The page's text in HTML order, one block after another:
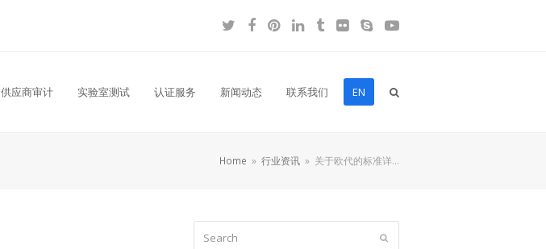
Twitter
Facebook
Pinterest
LinkedIn
Tumblr
FlickrSkypeYouTube
供应商审计 实验室测试 认证服务 新闻动态 联系我们 EN
Home » 行业资讯 » 关于欧代的标准详…